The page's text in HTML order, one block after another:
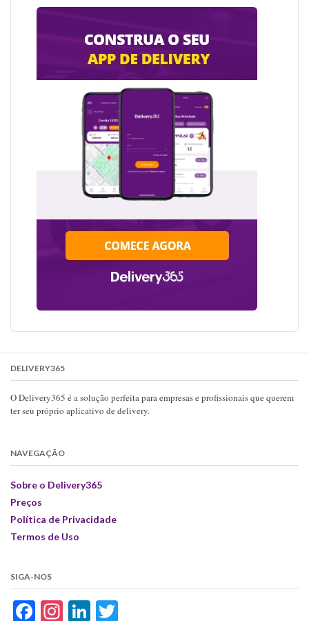
DELIVERY365
O Delivery365 é a solução perfeita para empresas e profissionais que querem
ter seu próprio aplicativo de delivery.
NAVEGAÇÃO
Sobre o Delivery365
Preços
Política de Privacidade
Termos de Uso
SIGA-NOS
Facebook
Instagram
LinkedIn